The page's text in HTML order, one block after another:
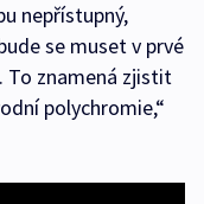
nepřístupný,
se muset v prvé
To znamená zjistit
polychromie,“